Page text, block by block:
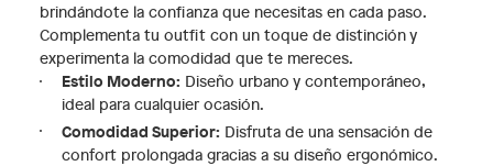
brindándote la confianza que necesitas en cada paso.
Complementa tu outfit con un toque de distinción y
experimenta la comodidad que te mereces.
Estilo Moderno: Diseño urbano y contemporáneo,
ideal para cualquier ocasión.
Comodidad Superior: Disfruta de una sensación de
confort prolongada gracias a su diseño ergonómico.